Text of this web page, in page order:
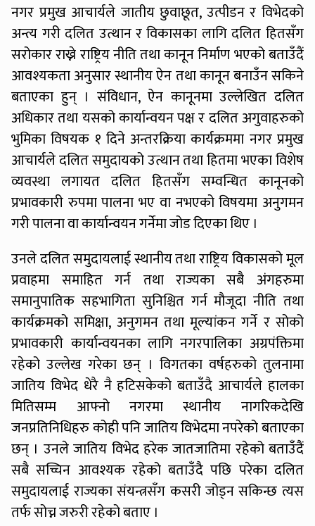
नगर प्रमुख आचार्यले जातीय छुवाछूत, उत्पीडन र विभेदको
अन्त्य गरी दलित उत्थान र विकासका लागि दलित हितसँग
सरोकार राख्ने राष्ट्रिय नीति तथा कानून निर्माण भएको बताउँदैं
आवश्यकता अनुसार स्थानीय ऐन तथा कानून बनाउँन सकिने
बताएका हुन् । संविधान, ऐन कानूनमा उल्लेखित दलित
अधिकार तथा यसको कार्यान्वयन पक्ष र दलित अगुवाहरुको
भुमिका विषयक १ दिने अन्तरक्रिया कार्यक्रममा नगर प्रमुख
आचार्यले दलित समुदायको उत्थान तथा हितमा भएका विशेष
व्यवस्था लगायत दलित हितसँग सम्वन्धित कानूनको
प्रभावकारी रुपमा पालना भए वा नभएको विषयमा अनुगमन
गरी पालना वा कार्यान्वयन गर्नेमा जोड दिएका थिए ।
उनले दलित समुदायलाई स्थानीय तथा राष्ट्रिय विकासको मूल
प्रवाहमा समाहित गर्न तथा राज्यका सबै अंगहरुमा
समानुपातिक सहभागिता सुनिश्चित गर्न मौजूदा नीति तथा
कार्यक्रमको समिक्षा, अनुगमन तथा मूल्यांकन गर्ने र सोको
प्रभावकारी कार्यान्वयनका लागि नगरपालिका अग्रपंक्तिमा
रहेको उल्लेख गरेका छन् । विगतका वर्षहरुको तुलनामा
जातिय विभेद धेरै नै हटिसकेको बताउँदै आचार्यले हालका
मितिसम्म आफ्नो नगरमा स्थानीय नागरिकदेखि
जनप्रतिनिधिहरु कोही पनि जातिय विभेदमा नपरेको बताएका
छन् । उनले जातिय विभेद हरेक जातजातिमा रहेको बताउँदैं
सबै सच्चिन आवश्यक रहेको बताउँदै पछि परेका दलित
समुदायलाई राज्यका संयन्त्रसँग कसरी जोड्न सकिन्छ त्यस
तर्फ सोच्न जरुरी रहेको बताए ।